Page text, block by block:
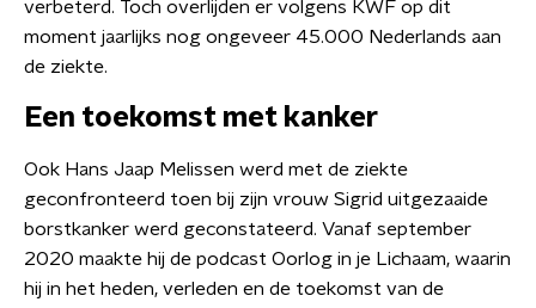
verbeterd. Toch overlijden er volgens KWF op dit
moment jaarlijks nog ongeveer 45.000 Nederlands aan
de ziekte.
Een toekomst met kanker
Ook Hans Jaap Melissen werd met de ziekte
geconfronteerd toen bij zijn vrouw Sigrid uitgezaaide
borstkanker werd geconstateerd. Vanaf september
2020 maakte hij de podcast Oorlog in je Lichaam, waarin
hij in het heden, verleden en de toekomst van de